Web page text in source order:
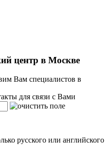
центр в Москве
Вам специалистов в
для связи с Вами
русского или английского